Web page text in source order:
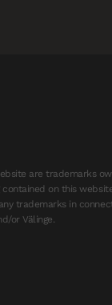
are trademarks
contained on this
trademarks in
or Välinge.